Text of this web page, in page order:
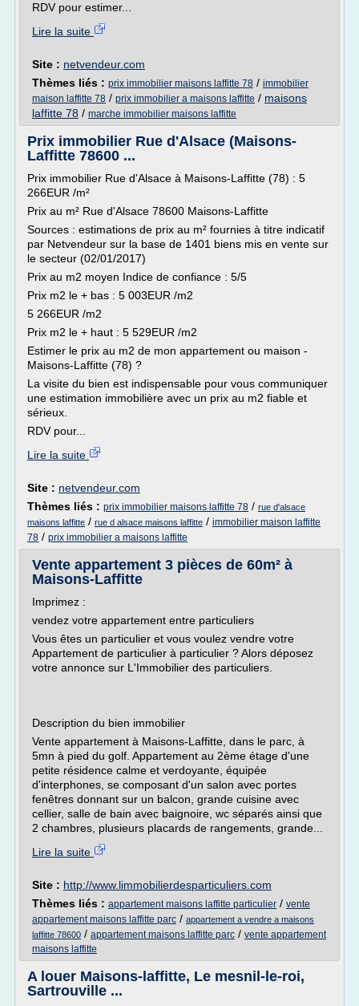
RDV pour estimer...
Lire la suite
Site : netvendeur.com
Thèmes liés : prix immobilier maisons laffitte 78 / immobilier
maison laffitte 78 / prix immobilier a maisons laffitte / maisons
laffitte 78 / marche immobilier maisons laffitte
Prix immobilier Rue d'Alsace (Maisons-
Laffitte 78600 ...
Prix immobilier Rue d'Alsace à Maisons-Laffitte (78) : 5
266EUR /m²
Prix au m² Rue d'Alsace 78600 Maisons-Laffitte
Sources : estimations de prix au m² fournies à titre indicatif
par Netvendeur sur la base de 1401 biens mis en vente sur
le secteur (02/01/2017)
Prix au m2 moyen Indice de confiance : 5/5
Prix m2 le + bas : 5 003EUR /m2
5 266EUR /m2
Prix m2 le + haut : 5 529EUR /m2
Estimer le prix au m2 de mon appartement ou maison -
Maisons-Laffitte (78) ?
La visite du bien est indispensable pour vous communiquer
une estimation immobilière avec un prix au m2 fiable et
sérieux.
RDV pour...
Lire la suite
Site : netvendeur.com
Thèmes liés : prix immobilier maisons laffitte 78 / rue d'alsace
maisons laffitte / rue d alsace maisons laffitte / immobilier maison laffitte
78 / prix immobilier a maisons laffitte
Vente appartement 3 pièces de 60m² à
Maisons-Laffitte
Imprimez :
vendez votre appartement entre particuliers
Vous êtes un particulier et vous voulez vendre votre
Appartement de particulier à particulier ? Alors déposez
votre annonce sur L'Immobilier des particuliers.
Description du bien immobilier
Vente appartement à Maisons-Laffitte, dans le parc, à
5mn à pied du golf. Appartement au 2ème étage d'une
petite résidence calme et verdoyante, équipée
d'interphones, se composant d'un salon avec portes
fenêtres donnant sur un balcon, grande cuisine avec
cellier, salle de bain avec baignoire, wc séparés ainsi que
2 chambres, plusieurs placards de rangements, grande...
Lire la suite
Site : http://www.limmobilierdesparticuliers.com
Thèmes liés : appartement maisons laffitte particulier / vente
appartement maisons laffitte parc / appartement a vendre a maisons
laffitte 78600 / appartement maisons laffitte parc / vente appartement
maisons laffitte
A louer Maisons-laffitte, Le mesnil-le-roi,
Sartrouville ...